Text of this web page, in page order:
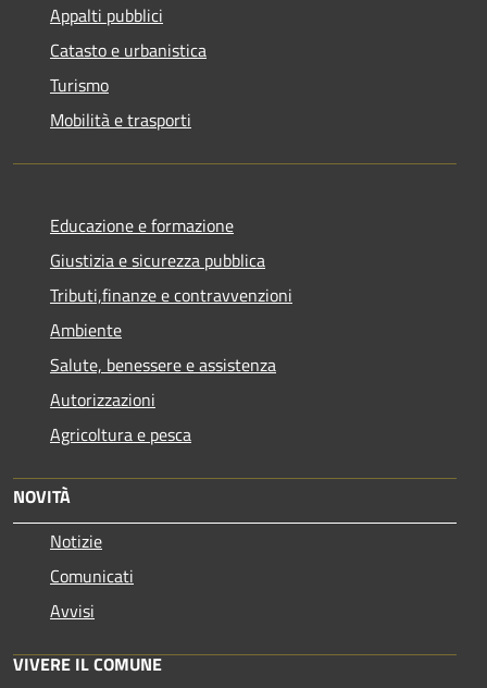
Appalti pubblici
Catasto e urbanistica
Turismo
Mobilità e trasporti
Educazione e formazione
Giustizia e sicurezza pubblica
Tributi,finanze e contravvenzioni
Ambiente
Salute, benessere e assistenza
Autorizzazioni
Agricoltura e pesca
NOVITÀ
Notizie
Comunicati
Avvisi
VIVERE IL COMUNE